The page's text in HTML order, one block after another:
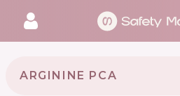
ARGININE PCA